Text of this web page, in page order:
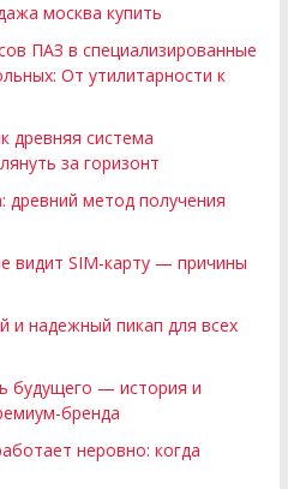
москва купить
ПАЗ в специализированные
От утилитарности к
древняя система
за горизонт
древний метод получения
видит SIM-карту — причины
и надежный пикап для всех
будущего — история и
бренда
неровно: когда